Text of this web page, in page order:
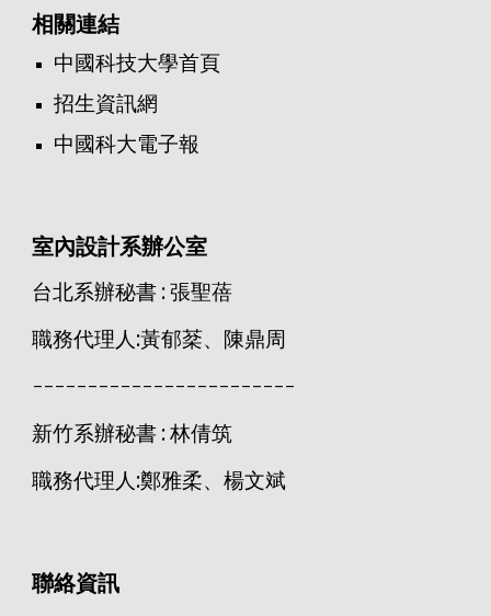
相關連結
中國科技大學首頁
招生資訊網
中國科大電子報
室內設計系辦公室
台北系辦秘書 : 張聖蓓
職務代理人:黃郁棻、陳鼎周
------------------------
新竹系辦秘書 : 林倩筑
職務代理人:鄭雅柔、楊文斌
聯絡資訊